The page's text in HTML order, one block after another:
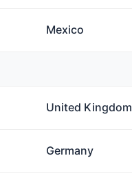
Mexico
United Kingdom
Germany